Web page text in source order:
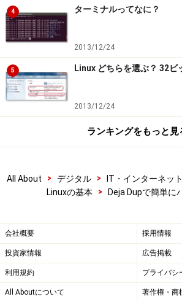
4 ターミナルってなに？
2013/12/24
5 Linux どちらを選ぶ？ 32ビ
2013/12/24
ランキングをもっと見
All About > デジタル > IT・インターネット
Linuxの基本
> Deja Dupで簡単に
会社概要 採用情報
投資家情報 広告掲載
利用規約 プライバシ
All Aboutについて 著作権・商